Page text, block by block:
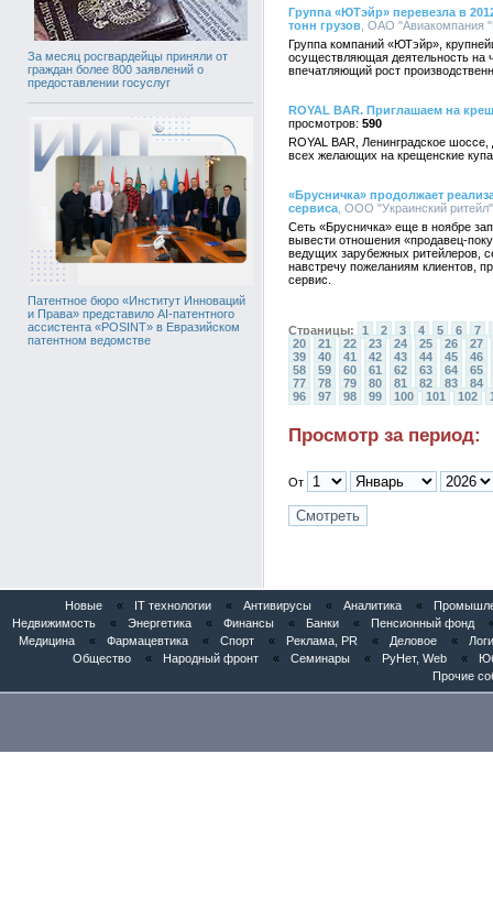
За месяц росгвардейцы приняли от
граждан более 800 заявлений о
предоставлении госуслуг
Патентное бюро «Институт Инноваций
и Права» представило AI-патентного
ассистента «POSINT» в Евразийском
патентном ведомстве
Группа «ЮТэйр» перевезла в
тонн грузов , ОАО "Авиакомпания
Группа компаний «ЮТэйр»,
осуществляющая деятельность на
впечатляющий рост
ROYAL BAR. Приглашаем на
590
ROYAL BAR, Ленинградское
всех желающих на крещенские
«Брусничка» продолжает
сервиса , ООО "Украинский
Сеть «Брусничка» еще в ноябре
вывести отношения «продавец-
ведущих зарубежных ритейлеров,
навстречу пожеланиям клиентов,
сервис.
Страницы: 1 2 3 4 5 6
7
20
21 22 23 24 25 26
27
39
40 41 42 43 44 45
46
58
59 60 61 62 63 64
65
77
78 79 80 81 82 83
84
96
97 98 99 100 101 102
Просмотр за период:
От
Новые « IT технологии « Антивирусы « Аналитика «
Недвижимость
« Энергетика « Финансы « Банки « Пенсионный фонд
Медицина
« Фармацевтика « Спорт « Реклама, PR « Деловое «
Общество
« Народный фронт « Семинары « РуНет, Web «
Прочие